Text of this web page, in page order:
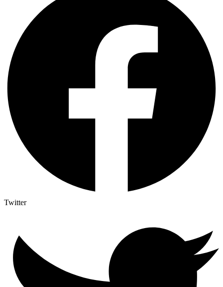
Twitter